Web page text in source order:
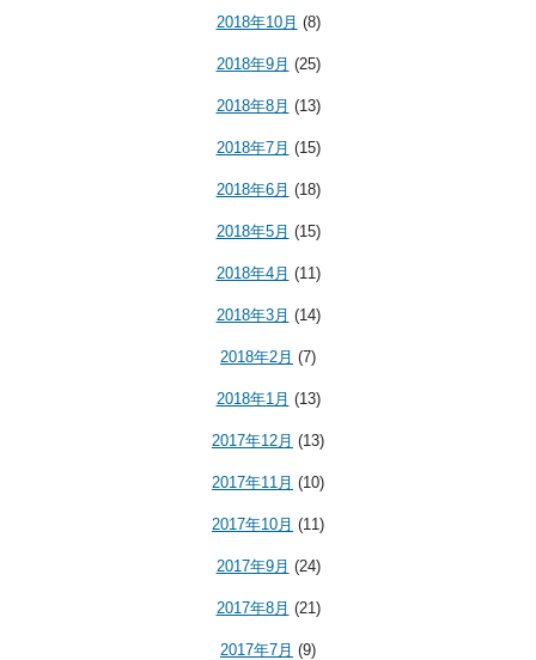
2018年10月 (8)
2018年9月 (25)
2018年8月 (13)
2018年7月 (15)
2018年6月 (18)
2018年5月 (15)
2018年4月 (11)
2018年3月 (14)
2018年2月 (7)
2018年1月 (13)
2017年12月 (13)
2017年11月 (10)
2017年10月 (11)
2017年9月 (24)
2017年8月 (21)
2017年7月 (9)